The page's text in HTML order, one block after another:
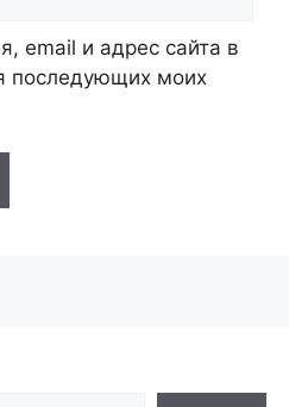
email и адрес сайта в
последующих моих